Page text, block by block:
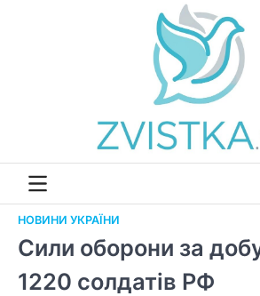
НОВИНИ УКРАЇНИ
Сили оборони за
1220 солдатів РФ